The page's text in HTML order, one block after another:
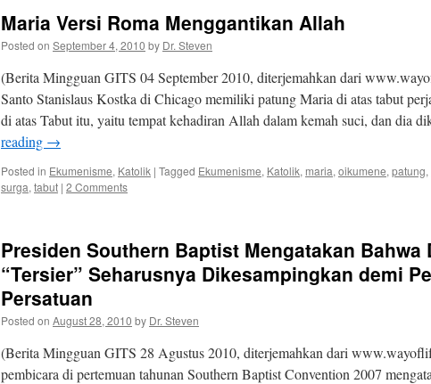
Maria Versi Roma Menggantikan Allah
Posted on September 4, 2010 by Dr. Steven
(Berita Mingguan GITS 04 September 2010, diterjemahkan dari
Santo Stanislaus Kostka di Chicago memiliki patung Maria di atas tabut
di atas Tabut itu, yaitu tempat kehadiran Allah dalam kemah suci, dan dia
reading →
Posted in Ekumenisme, Katolik | Tagged Ekumenisme, Katolik, maria, oikumene, patung,
surga, tabut | 2 Comments
Presiden Southern Baptist Mengatakan
“Tersier” Seharusnya Dikesampingkan demi
Persatuan
Posted on August 28, 2010 by Dr. Steven
(Berita Mingguan GITS 28 Agustus 2010, diterjemahkan dari
pembicara di pertemuan tahunan Southern Baptist Convention 2007